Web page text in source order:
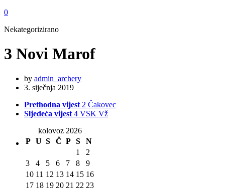
0
Nekategorizirano
3 Novi Marof
by admin_archery
3. siječnja 2019
Prethodna vijest 2 Čakovec
Sljedeća vijest 4 VSK Vž
kolovoz 2026
P U S Č P S
N
1
2
3
4 5 6 7 8
9
10 11 12 13 14 15 16
17 18 19 20 21 22 23